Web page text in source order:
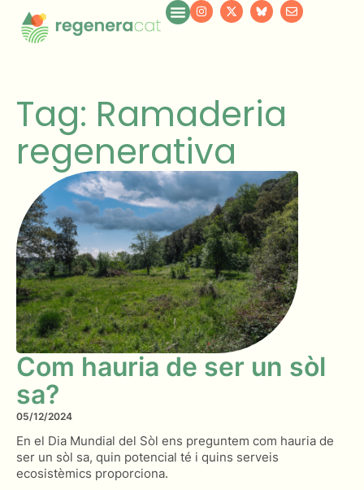
Tag: Ramaderia
regenerativa
Com hauria de ser un sòl
sa?
05/12/2024
En el Dia Mundial del Sòl ens preguntem com hauria de
ser un sòl sa, quin potencial té i quins serveis
ecosistèmics proporciona.